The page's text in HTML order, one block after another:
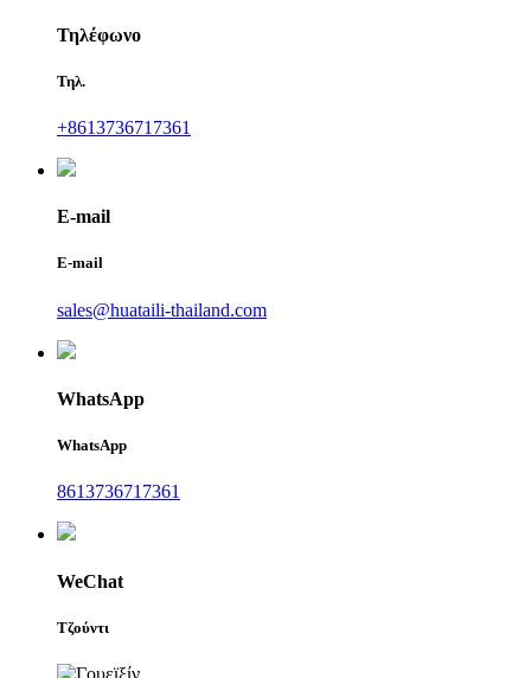
Τηλέφωνο
Τηλ.
+8613736717361
E-mail
E-mail
sales@huataili-thailand.com
WhatsApp
WhatsApp
8613736717361
WeChat
Τζούντι